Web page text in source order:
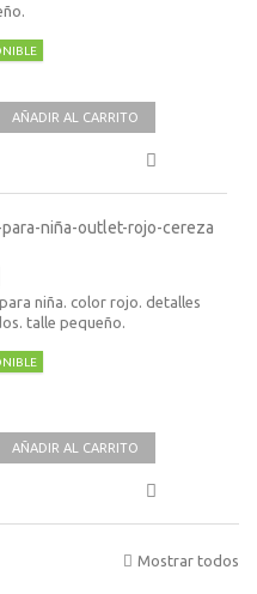
AÑADIR AL CARRITO
niña-outlet-rojo-cereza
niña. color rojo. detalles
talle pequeño.
AÑADIR AL CARRITO
Mostrar todos